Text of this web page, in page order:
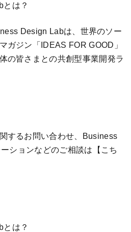
とは？
Design Labは、世界のソー
ガジン「IDEAS FOR GOOD」
の皆さまとの共創型事業開発ラ
するお問い合わせ、Business
ションなどのご相談は 【こち
とは？